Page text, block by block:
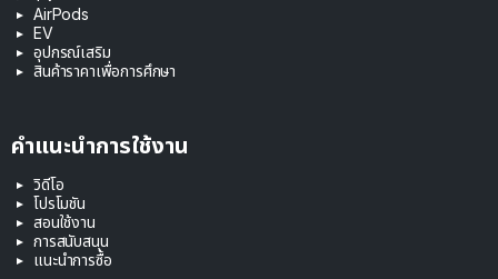
AirPods
EV
อุปกรณ์เสริม
สินค้าราคาเพื่อการศึกษา
คำแนะนำการใช้งาน
วิดีโอ
โปรโมชัน
สอนใช้งาน
การสนับสนุน
แนะนำการซื้อ